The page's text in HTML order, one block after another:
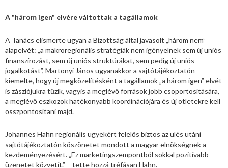
A "három igen" elvére váltottak a tagállamok
A Tanács elismerte ugyan a Bizottság által javasolt „három nem”
alapelvét: „a makroregionális stratégiák nem igényelnek sem új uniós
finanszírozást, sem új uniós struktúrákat, sem pedig új uniós
jogalkotást”, Martonyi János ugyanakkor a sajtótájékoztatón
kiemelte, hogy új megközelítésként a tagállamok „a három igen” elvét
is zászlójukra tűzik, vagyis a meglévő források jobb csoportosítására,
a meglévő eszközök hatékonyabb koordinációjára és új ötletekre kell
összpontosítani majd.
Johannes Hahn regionális ügyekért felelős biztos az ülés utáni
sajtótájékoztatón köszönetet mondott a magyar elnökségnek a
kezdeményezésért. „Ez marketingszempontból sokkal pozitívabb
üzenetet közvetít.” – tette hozzá tréfásan Hahn.